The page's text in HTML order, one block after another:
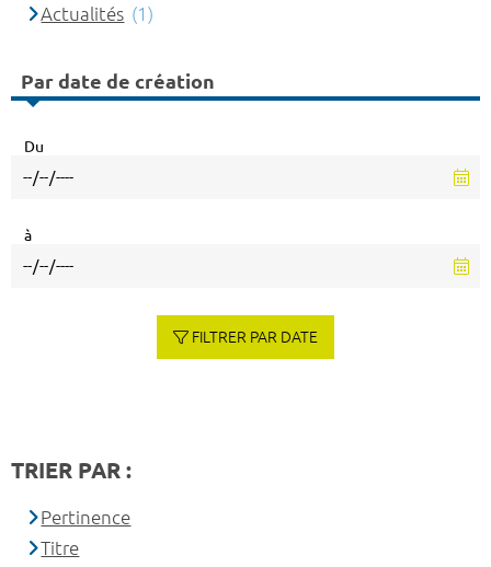
Actualités (1)
Par date de création
Du
à
FILTRER PAR DATE
TRIER PAR :
Pertinence
Titre